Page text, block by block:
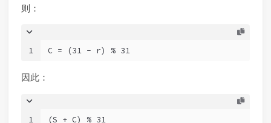
则：
1 C = (31 - r) % 31
因此：
1 (S + C) % 31